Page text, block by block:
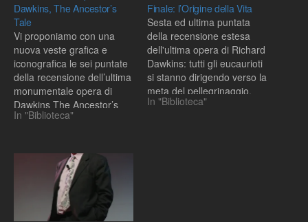
Dawkins, The Ancestor’s
Tale
Vi proponiamo con una
nuova veste grafica e
iconografica le sei puntate
della recensione dell’ultima
monumentale opera di
Dawkins The Ancestor’s
Tale. Le puntate, insieme
collaboratrice Paola Nardi
che ha voluto suddividere
in sei sezioni l’opera,
corrispondenti ai gruppi di
Rendez-vous piu'
In "Biblioteca"
Finale: l’Origine della Vita
Sesta ed ultima puntata
della recensione estesa
dell'ultima opera di Richard
Dawkins: tutti gli eucaurioti
si stanno dirigendo verso la
meta del pellegrinaggio,
pronti ad accogliere gli
In "Biblioteca"